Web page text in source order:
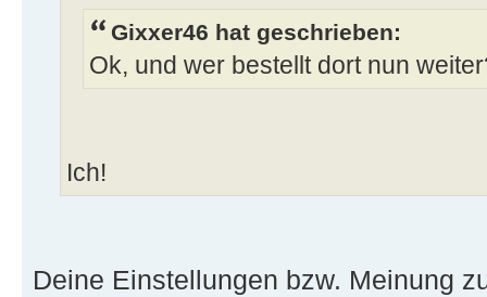
Gixxer46 hat geschrieben:
Ok, und wer bestellt dort nun
Ich!
Deine Einstellungen bzw. Meinung